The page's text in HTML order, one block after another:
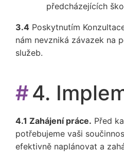
předcházejících
3.4 Poskytnutím
nám nevzniká závazek na
služeb.
#4.
4.1 Zahájení práce. Před
potřebujeme vaši
efektivně naplánovat a